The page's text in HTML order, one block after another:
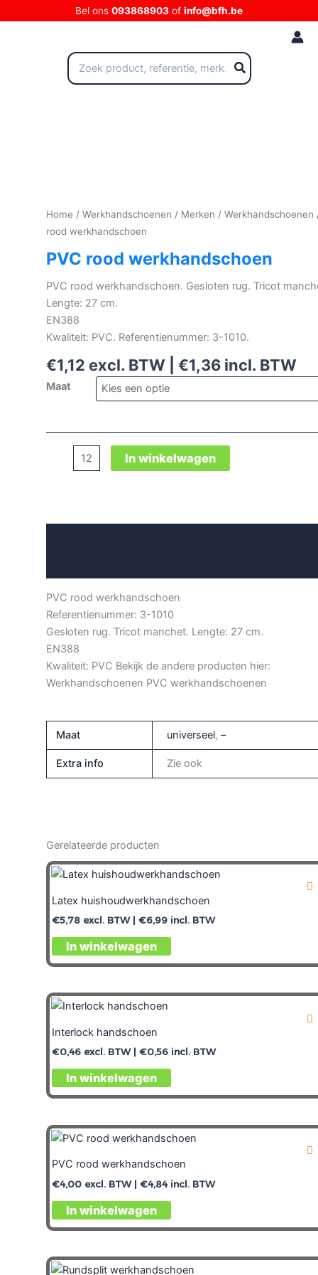
naar
Bel ons 093868903 of info@bfh.be
Zoeken
naar:
Home / Werkhandschoenen / Merken / Werkhandschoenen
rood werkhandschoen
PVC rood werkhandschoen
PVC rood werkhandschoen. Gesloten rug. Tricot
Lengte: 27 cm.
EN388
Kwaliteit: PVC. Referentienummer: 3-1010.
€1,12 excl. BTW | €1,36 incl. BTW
Maat
In winkelwagen
PVC rood werkhandschoen
Referentienummer: 3-1010
Gesloten rug. Tricot manchet. Lengte: 27 cm.
EN388
Kwaliteit: PVC Bekijk de andere producten hier:
Werkhandschoenen PVC werkhandschoenen
Maat universeel, –
Extra info Zie ook
Gerelateerde producten
Latex huishoudwerkhandschoen
€5,78 excl. BTW | €6,99 incl. BTW
In winkelwagen
Interlock handschoen
€0,46 excl. BTW | €0,56 incl. BTW
In winkelwagen
Dit
product
meerdere
variaties.
kan
worden
de
PVC rood werkhandschoen
€4,00 excl. BTW | €4,84incl. BTW
In winkelwagen